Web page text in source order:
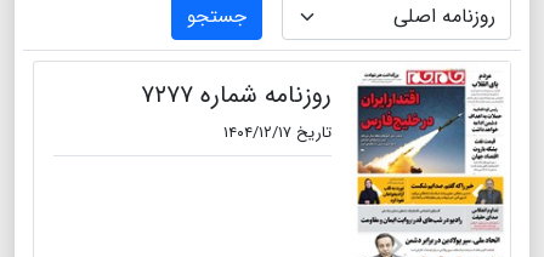
جستجو
روزنامه شماره ۷۲۷۷
تاریخ ۱۴۰۴/۱۲/۱۷